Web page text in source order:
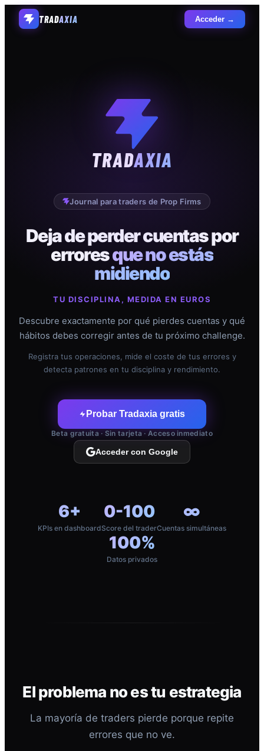
TRADAXIA Acceder →
TRADAXIA
Journal para traders de Prop Firms
Deja de perder cuentas por
erroresque no estás
midiendo
TU DISCIPLINA, MEDIDA EN EUROS
Descubre exactamente por qué pierdes cuentas y qué
hábitos debes corregir antes de tu próximo challenge.
Registra tus operaciones, mide el coste de tus errores y
detecta patrones en tu disciplina y rendimiento.
Probar Tradaxia gratis
Beta gratuita · Sin tarjeta · Acceso inmediato
Acceder con Google
6+
KPIs en dashboard
0-100
Score del trader
∞
Cuentas simultáneas
100%
Datos privados
El problema no es tu estrategia
La mayoría de traders pierde porque repite
errores que no ve.